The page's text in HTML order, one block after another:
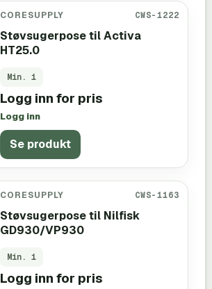
CORESUPPLY CWS-1222
Støvsugerpose til Activa
HT25.0
Min. 1
Logg inn for pris
Logg inn
Se produkt
CORESUPPLY CWS-1163
Støvsugerpose til Nilfisk
GD930/VP930
Min. 1
Logg inn for pris